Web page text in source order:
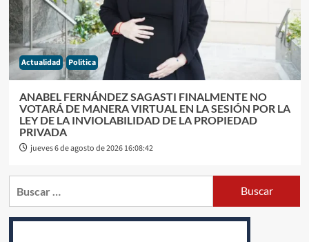
Actualidad Politica
ANABEL FERNÁNDEZ SAGASTI FINALMENTE NO
VOTARÁ DE MANERA VIRTUAL EN LA SESIÓN POR LA
LEY DE LA INVIOLABILIDAD DE LA PROPIEDAD
PRIVADA
jueves 6 de agosto de 2026 16:08:42